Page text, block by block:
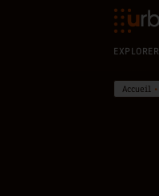
EXPLORER
Accueil •